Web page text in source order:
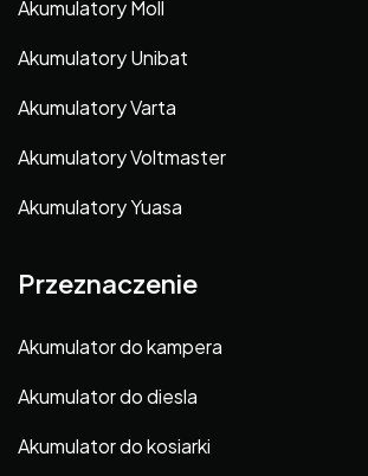
Akumulatory Moll
Akumulatory Unibat
Akumulatory Varta
Akumulatory Voltmaster
Akumulatory Yuasa
Przeznaczenie
Akumulator do kampera
Akumulator do diesla
Akumulator do kosiarki